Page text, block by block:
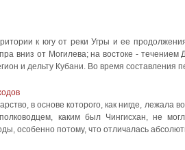
к югу от реки Угры и ее
вниз от Могилева; на востоке -
и дельту Кубани. Во время составления
в основе которого, как нигде, лежала
каким был Чингисхан, не
особенно потому, что отличалась